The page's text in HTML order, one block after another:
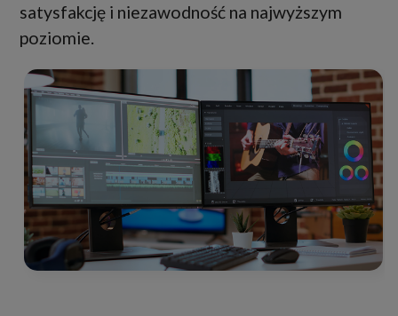
satysfakcję i niezawodność na najwyższym
poziomie.